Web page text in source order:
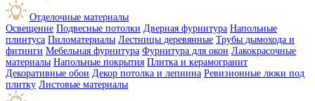
Отделочные материалы
Освещение Подвесные потолки Дверная фурнитура Напольные
плинтуса Пиломатериалы Лестницы деревянные Трубы дымохода и
фитинги Мебельная фурнитура Фурнитура для окон Лакокрасочные
материалы Напольные покрытия Плитка и керамогранит
Декоративные обои Декор потолка и лепнина Ревизионные люки под
плитку Листовые материалы